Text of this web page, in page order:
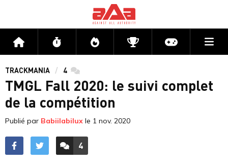
Accueil Flux Directs CompétitionsActu jeux
TRACKMANIA 4 commentaires
TMGL Fall 2020: le suivi complet
de la compétition
Publié par Babiilabilux le 1 nov. 2020
ACCÉDER AUX
4
COMMENTAIRES